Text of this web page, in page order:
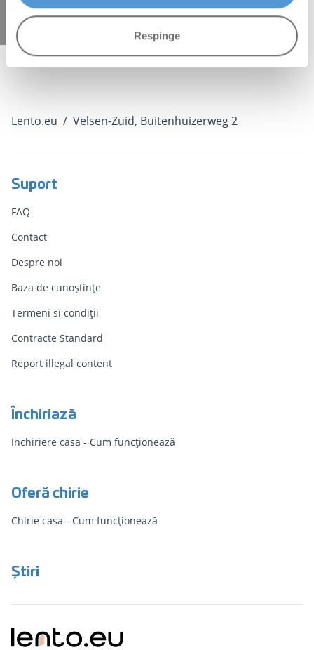
Respinge
d816a538dd8c" });
Lento.eu / Velsen-Zuid, Buitenhuizerweg 2
Suport
FAQ
Contact
Despre noi
Baza de cunoștințe
Termeni si condiții
Contracte Standard
Report illegal content
Închiriază
Inchiriere casa - Cum funcționează
Oferă chirie
Chirie casa - Cum funcționează
Știri